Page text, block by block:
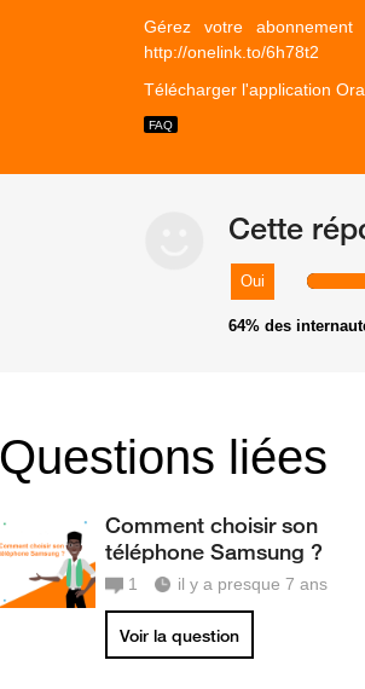
Gérez votre
http://onelink.to/6h78t2
Télécharger l'application
Cette
Oui
64% des
Questions liées
Comment choisir son
téléphone Samsung ?
1 il y a presque 7 ans
Voir la question